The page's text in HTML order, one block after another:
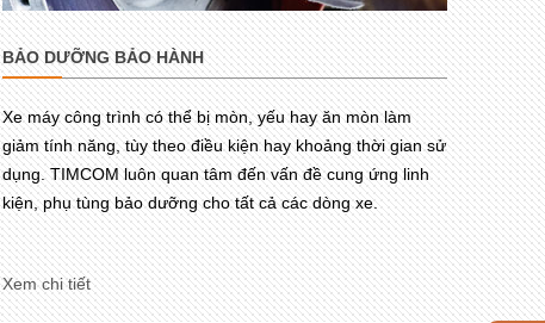
BẢO DƯỠNG BẢO HÀNH
Xe máy công trình có thể bị mòn, yếu hay ăn mòn làm
giảm tính năng, tùy theo điều kiện hay khoảng thời gian sử
dụng. TIMCOM luôn quan tâm đến vấn đề cung ứng linh
kiện, phụ tùng bảo dưỡng cho tất cả các dòng xe.
Xem chi tiết